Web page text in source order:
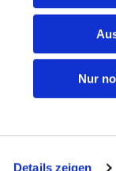
Details zeigen
Nur